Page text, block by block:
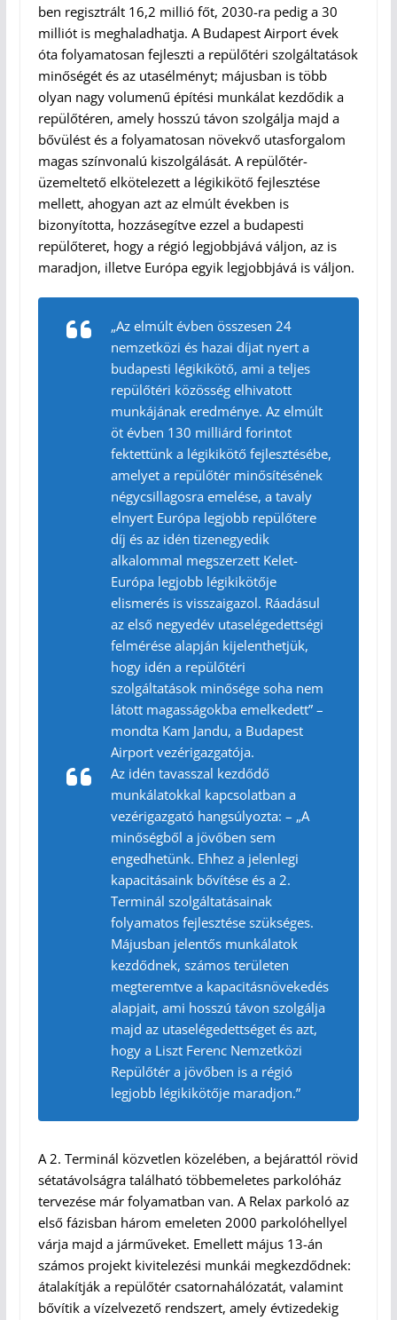
ben regisztrált 16,2 millió főt, 2030-ra pedig a 30
milliót is meghaladhatja. A Budapest Airport évek
óta folyamatosan fejleszti a repülőtéri szolgáltatások
minőségét és az utasélményt; májusban is több
olyan nagy volumenű építési munkálat kezdődik a
repülőtéren, amely hosszú távon szolgálja majd a
bővülést és a folyamatosan növekvő utasforgalom
magas színvonalú kiszolgálását. A repülőtér-
üzemeltető elkötelezett a légikikötő fejlesztése
mellett, ahogyan azt az elmúlt években is
bizonyította, hozzásegítve ezzel a budapesti
repülőteret, hogy a régió legjobbjává váljon, az is
maradjon, illetve Európa egyik legjobbjává is váljon.
„Az elmúlt évben összesen 24
nemzetközi és hazai díjat nyert a
budapesti légikikötő, ami a teljes
repülőtéri közösség elhivatott
munkájának eredménye. Az elmúlt
öt évben 130 milliárd forintot
fektettünk a légikikötő fejlesztésébe,
amelyet a repülőtér minősítésének
négycsillagosra emelése, a tavaly
elnyert Európa legjobb repülőtere
díj és az idén tizenegyedik
alkalommal megszerzett Kelet-
Európa legjobb légikikötője
elismerés is visszaigazol. Ráadásul
az első negyedév utaselégedettségi
felmérése alapján kijelenthetjük,
hogy idén a repülőtéri
szolgáltatások minősége soha nem
látott magasságokba emelkedett” –
mondta Kam Jandu, a Budapest
Airport vezérigazgatója.
Az idén tavasszal kezdődő
munkálatokkal kapcsolatban a
vezérigazgató hangsúlyozta: – „A
minőségből a jövőben sem
engedhetünk. Ehhez a jelenlegi
kapacitásaink bővítése és a 2.
Terminál szolgáltatásainak
folyamatos fejlesztése szükséges.
Májusban jelentős munkálatok
kezdődnek, számos területen
megteremtve a kapacitásnövekedés
alapjait, ami hosszú távon szolgálja
majd az utaselégedettséget és azt,
hogy a Liszt Ferenc Nemzetközi
Repülőtér a jövőben is a régió
legjobb légikikötője maradjon.”
A 2. Terminál közvetlen közelében, a bejárattól rövid
sétatávolságra található többemeletes parkolóház
tervezése már folyamatban van. A Relax parkoló az
első fázisban három emeleten 2000 parkolóhellyel
várja majd a járműveket. Emellett május 13-án
számos projekt kivitelezési munkái megkezdődnek:
átalakítják a repülőtér csatornahálózatát, valamint
bővítik a vízelvezető rendszert, amely évtizedekig